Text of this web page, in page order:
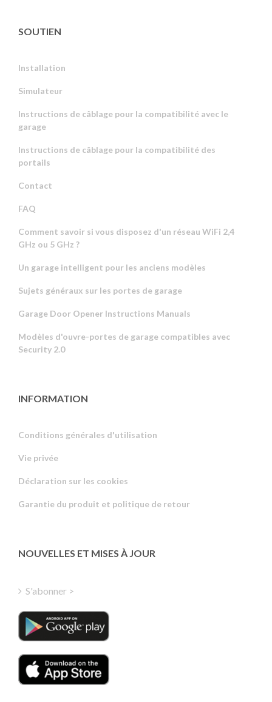
SOUTIEN
Installation
Simulateur
Instructions de câblage pour la compatibilité avec le
garage
Instructions de câblage pour la compatibilité des
portails
Contact
FAQ
Comment savoir si vous disposez d'un réseau WiFi 2,4
GHz ou 5 GHz ?
Un garage intelligent pour les anciens modèles
Sujets généraux sur les portes de garage
Garage Door Opener Instructions Manuals
Modèles d'ouvre-portes de garage compatibles avec
Security 2.0
INFORMATION
Conditions générales d'utilisation
Vie privée
Déclaration sur les cookies
Garantie du produit et politique de retour
NOUVELLES ET MISES À JOUR
S'abonner >